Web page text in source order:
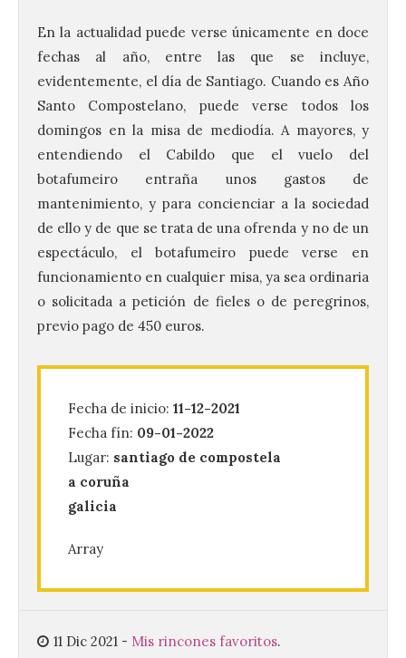
En la actualidad puede verse únicamente en doce
fechas al año, entre las que se incluye,
evidentemente, el día de Santiago. Cuando es Año
Santo Compostelano, puede verse todos los
domingos en la misa de mediodía. A mayores, y
entendiendo el Cabildo que el vuelo del
botafumeiro entraña unos gastos de
mantenimiento, y para concienciar a la sociedad
de ello y de que se trata de una ofrenda y no de un
espectáculo, el botafumeiro puede verse en
funcionamiento en cualquier misa, ya sea ordinaria
o solicitada a petición de fieles o de peregrinos,
previo pago de 450 euros.
Fecha de inicio: 11-12-2021
Fecha fín: 09-01-2022
Lugar: santiago de compostela
a coruña
galicia
Array
11 Dic 2021 - Mis rincones favoritos.
La UPSA impulsa la
creación musical con el I
Composición Coral Sacra
8 Ago 2026
Este certamen,
Universitario de Música
inéditas, destinadas a coro, con un